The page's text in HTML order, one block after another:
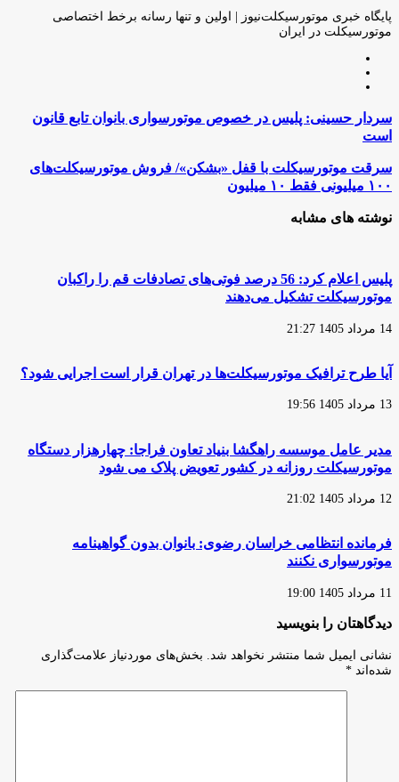
ایمیل
پایگاه خبری موتورسیکلت‌نیوز | اولین و تنها رسانه برخط اختصاصی
موتورسیکلت در ایران
سردار
حسینی:
پلیس
خصوص
موتورسواری
تابع
سردار حسینی: پلیس در خصوص موتورسواری بانوان تابع قانون
است
سرقت
موتورسیکلت
با
قفل
«بشکن»/
۱۰۰
میلیونی
فقط
میلیون
سرقت موتورسیکلت با قفل «بشکن»/ فروش موتورسیکلت‌های
۱۰۰ میلیونی فقط ۱۰ میلیون
نوشته های مشابه
پلیس اعلام کرد: 56 درصد فوتی‌های تصادفات قم را راکبان
موتورسیکلت تشکیل می‌دهند
14 مرداد 1405 21:27
آیا طرح ترافیک موتورسیکلت‌ها در تهران قرار است اجرایی شود؟
13 مرداد 1405 19:56
مدیر عامل موسسه راهگشا بنیاد تعاون فراجا: چهارهزار دستگاه
موتورسیکلت روزانه در کشور تعویض پلاک می شود
12 مرداد 1405 21:02
فرمانده انتظامی خراسان رضوی: بانوان بدون گواهینامه
موتورسواری نکنند
11 مرداد 1405 19:00
دیدگاهتان را بنویسید
نشانی ایمیل شما منتشر نخواهد شد.
بخش‌های موردنیاز علامت‌گذاری
شده‌اند *